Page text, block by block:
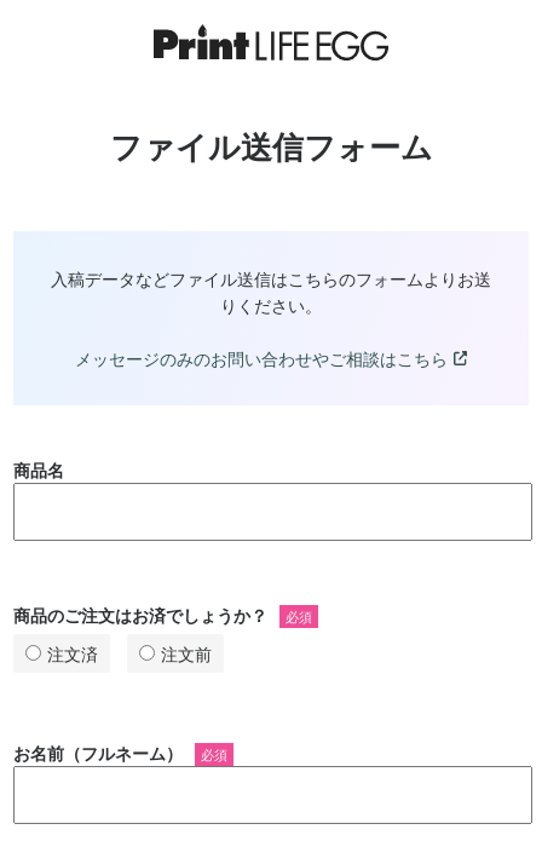
ファイル送信フォーム
入稿データなどファイル送信はこちらのフォームよりお送
りください。
メッセージのみのお問い合わせやご相談はこちら
商品名
商品のご注文はお済でしょうか？ 必須
注文済 注文前
お名前（フルネーム） 必須